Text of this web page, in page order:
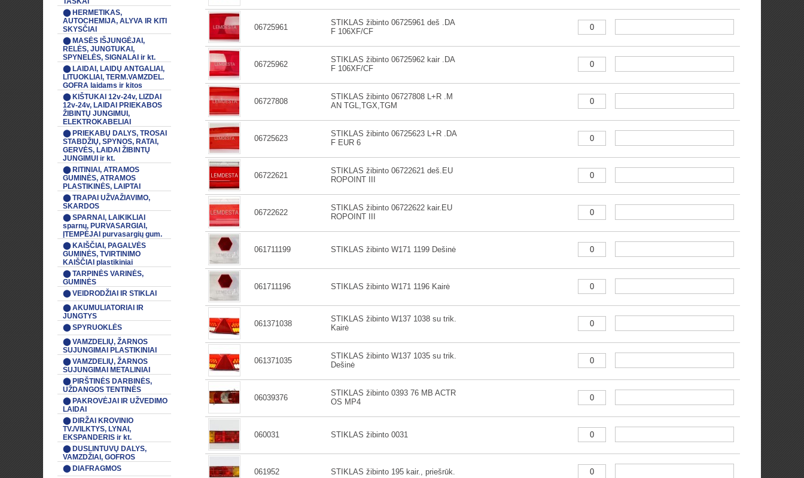
⬤ HERMETIKAS,
AUTOCHEMIJA, ALYVA IR KITI
SKYSČIAI
⬤ MASĖS IŠJUNGĖJAI,
RELĖS, JUNGTUKAI,
SPYNELĖS, SIGNALAI ir kt.
⬤ LAIDAI, LAIDŲ ANTGALIAI,
LITUOKLIAI, TERM.VAMZDEL.
GOFRA laidams ir kitos
⬤ KIŠTUKAI 12v-24v, LIZDAI
12v-24v, LAIDAI PRIEKABOS
ŽIBINTŲ JUNGIMUI,
ELEKTROKABELIAI
⬤ PRIEKABŲ DALYS, TROSAI
STABDŽIŲ, SPYNOS, RATAI,
GERVĖS, LAIDAI ŽIBINTŲ
JUNGIMUI ir kt.
⬤ RITINIAI, ATRAMOS
GUMINĖS, ATRAMOS
PLASTIKINĖS, LAIPTAI
⬤ TRAPAI UŽVAŽIAVIMO,
SKARDOS
⬤ SPARNAI, LAIKIKLIAI
sparnų, PURVASARGIAI,
ĮTEMPĖJAI purvasargių gum.
⬤ KAIŠČIAI, PAGALVĖS
GUMINĖS, TVIRTINIMO
KAIŠČIAI plastikiniai
⬤ TARPINĖS VARINĖS,
GUMINĖS
⬤ VEIDRODŽIAI IR STIKLAI
⬤ AKUMULIATORIAI IR
JUNGTYS
⬤ SPYRUOKLĖS
⬤ VAMZDELIŲ, ŽARNOS
SUJUNGIMAI PLASTIKINIAI
⬤ VAMZDELIŲ, ŽARNOS
SUJUNGIMAI METALINIAI
⬤ PIRŠTINĖS DARBINĖS,
UŽDANGOS TENTINĖS
⬤ PAKROVĖJAI IR UŽVEDIMO
LAIDAI
⬤ DIRŽAI KROVINIO
TV./VILKTYS, LYNAI,
EKSPANDERIS ir kt.
⬤ DUSLINTUVŲ DALYS,
VAMZDŽIAI, GOFROS
⬤ DIAFRAGMOS
06725961
STIKLAS žibinto 06725961 deš .DA
F 106XF/CF
06725962
STIKLAS žibinto 06725962 kair .DA
F 106XF/CF
06727808
STIKLAS žibinto 06727808 L+R .M
AN TGL,TGX,TGM
06725623
STIKLAS žibinto 06725623 L+R .DA
F EUR 6
06722621
STIKLAS žibinto 06722621 deš.EU
ROPOINT III
06722622
STIKLAS žibinto 06722622 kair.EU
ROPOINT III
061711199 STIKLAS žibinto W171 1199 Dešinė
061711196 STIKLAS žibinto W171 1196 Kairė
061371038
STIKLAS žibinto W137 1038 su trik.
Kairė
061371035
STIKLAS žibinto W137 1035 su trik.
Dešinė
06039376
STIKLAS žibinto 0393 76 MB ACTR
OS MP4
060031 STIKLAS žibinto 0031
061952 STIKLAS žibinto 195 kair., priešrūk.